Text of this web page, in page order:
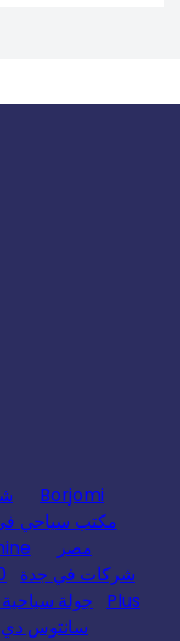
Borjomi
مكتب سياحي
مصر
شركات في جدة
Plus
جولة
سانتوس دي